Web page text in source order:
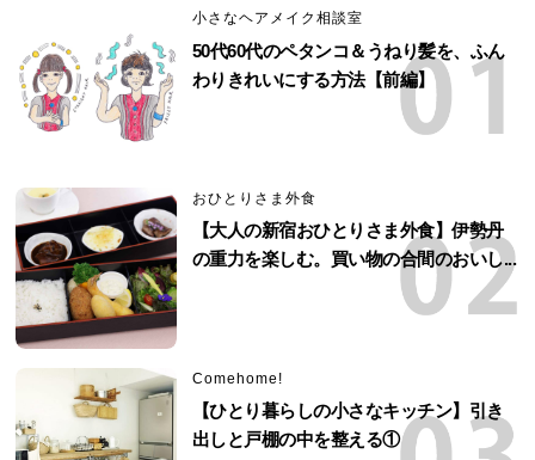
小さなヘアメイク相談室
50代60代のペタンコ＆うねり髪を、ふん
わりきれいにする方法【前編】
おひとりさま外食
【大人の新宿おひとりさま外食】伊勢丹
の重力を楽しむ。買い物の合間のおいし...
Comehome!
【ひとり暮らしの小さなキッチン】引き
出しと戸棚の中を整える①